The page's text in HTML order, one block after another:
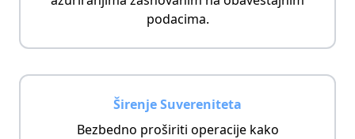
podacima.
Širenje Suvereniteta
Bezbedno proširiti operacije kako